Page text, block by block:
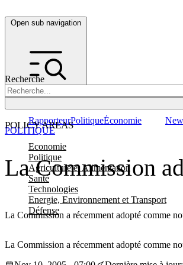
Open sub navigation
Recherche
POLICY AREAS
Economie
Politique
Agriculture et Alimentation
Santé
Technologies
Energie, Environnement et Transport
Défense
RapporteurPolitiqueÉconomie
La Commission
La Commission a récemment adopté comme
POLITIQUE
La Commission a récemment adopté comme